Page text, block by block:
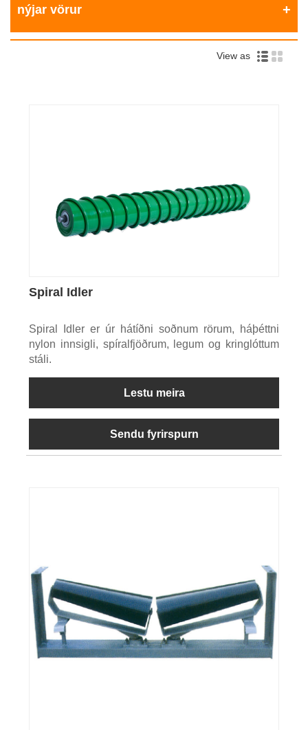
nýjar vörur
View as
Spiral Idler
Spiral Idler er úr hátíðni soðnum rörum, háþéttni
nylon innsigli, spíralfjöðrum, legum og kringlóttum
stáli.
Lestu meira
Sendu fyrirspurn